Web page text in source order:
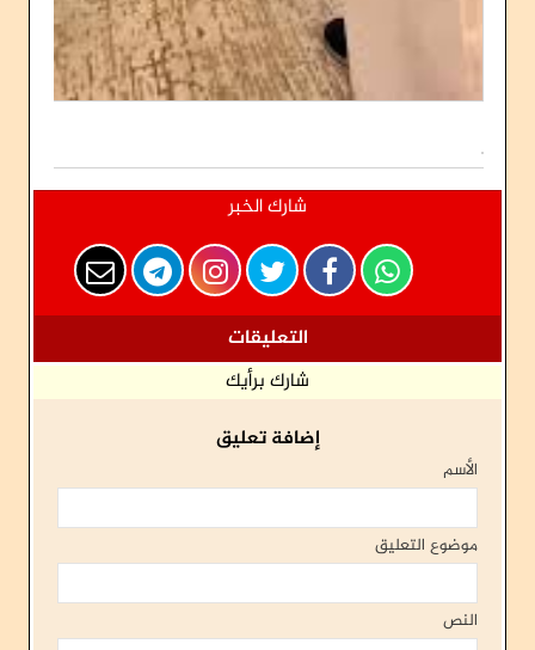
شارك الخبر
التعليقات
شارك برأيك
إضافة تعليق
الأسم
موضوع التعليق
النص